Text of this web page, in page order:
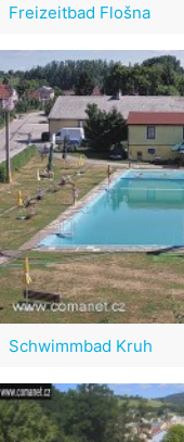
Freizeitbad Flošna
Schwimmbad Kruh